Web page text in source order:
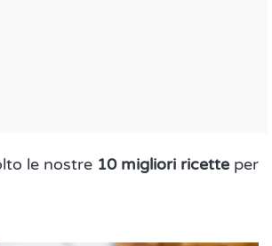
le nostre 10 migliori ricetteper